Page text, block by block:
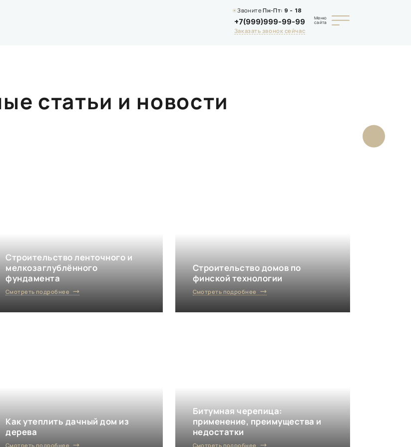
ЗвонитеПн-Пт: 9 - 18
+7(999)999-99-99
Заказать звонок сейчас
Меню
сайта
статьи и новости
Строительство ленточного и
мелкозаглублённого
фундамента
Смотреть подробнее
Строительство домов по
финской технологии
Смотреть подробнее
Как утеплить дачный дом из
дерева
Смотреть подробнее
Битумная черепица:
применение, преимущества и
недостатки
Смотреть подробнее